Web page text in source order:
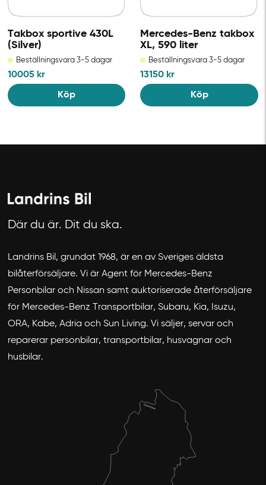
Takbox sportive 430L
(Silver)
Beställningsvara 3-5 dagar
10005 kr
Köp
Mercedes-Benz takbox
XL, 590 liter
Beställningsvara 3-5 dagar
13150 kr
Köp
Där du är. Dit du ska.
Landrins Bil, grundat 1968, är en av Sveriges äldsta
bilåterförsäljare. Vi är Agent för Mercedes-Benz
Personbilar och Nissan samt auktoriserade återförsäljare
för Mercedes-Benz Transportbilar, Subaru, Kia, Isuzu,
ORA, Kabe, Adria och Sun Living. Vi säljer, servar och
reparerar personbilar, transportbilar, husvagnar och
husbilar.